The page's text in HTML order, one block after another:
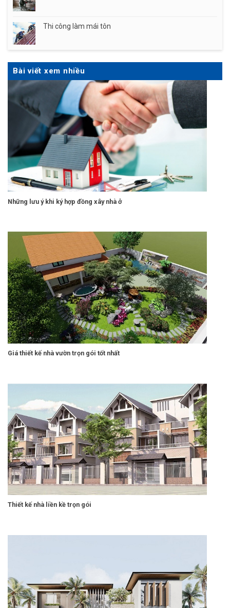
Thi công làm mái tôn
Bài viết xem nhiều
Những lưu ý khi ký hợp đồng xây nhà ở
Giá thiết kế nhà vườn trọn gói tốt nhất
Thiết kế nhà liền kề trọn gói